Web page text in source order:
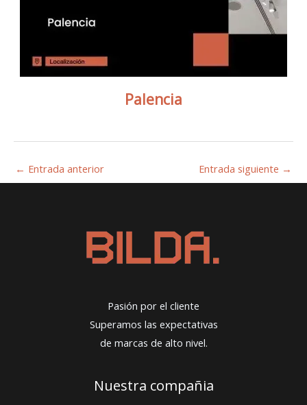
Palencia
← Entrada anterior Entrada siguiente →
Pasión por el cliente
Superamos las expectativas
de marcas de alto nivel.
Nuestra compañia